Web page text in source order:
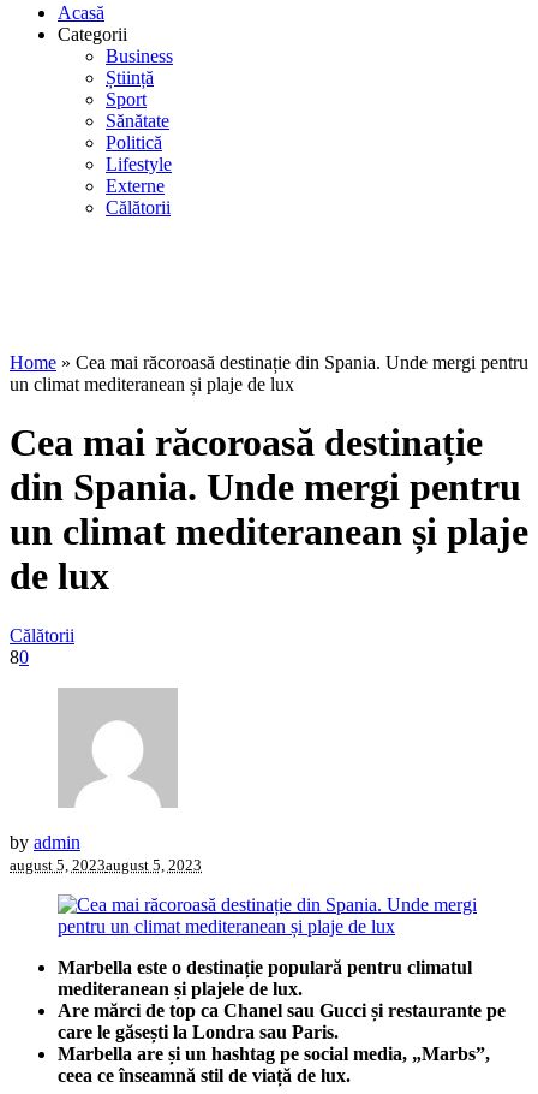
Acasă
Categorii
Business
Știință
Sport
Sănătate
Politică
Lifestyle
Externe
Călătorii
Home » Cea mai răcoroasă destinație din Spania. Unde mergi pentru
un climat mediteranean și plaje de lux
Cea mai răcoroasă destinație
din Spania. Unde mergi pentru
un climat mediteranean și plaje
de lux
Călătorii
80
by admin
august 5, 2023august 5, 2023
Marbella este o destinație populară pentru climatul
mediteranean și plajele de lux.
Are mărci de top ca Chanel sau Gucci și restaurante pe
care le găsești la Londra sau Paris.
Marbella are și un hashtag pe social media, „Marbs”,
ceea ce înseamnă stil de viață de lux.